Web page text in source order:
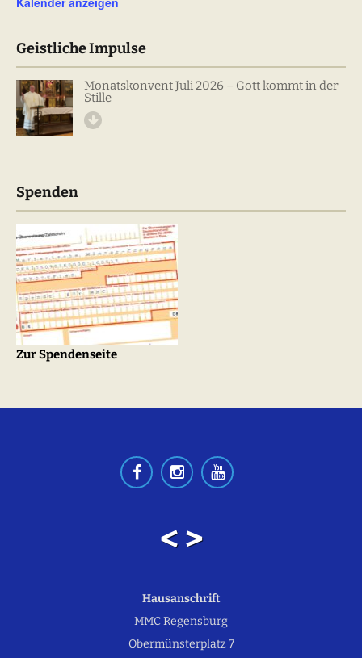
Geistliche Impulse
Monatskonvent Juli 2026 – Gott kommt in der
Stille
Spenden
Zur Spendenseite
< >
Hausanschrift
MMC Regensburg
Obermünsterplatz 7